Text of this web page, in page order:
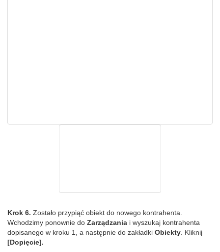
Krok 6. Zostało przypiąć obiekt do nowego kontrahenta.
Wchodzimy ponownie do Zarządzania i wyszukaj kontrahenta
dopisanego w kroku 1, a następnie do zakładki Obiekty . Kliknij
[Dopięcie].